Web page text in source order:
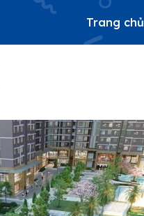
Trang chủ